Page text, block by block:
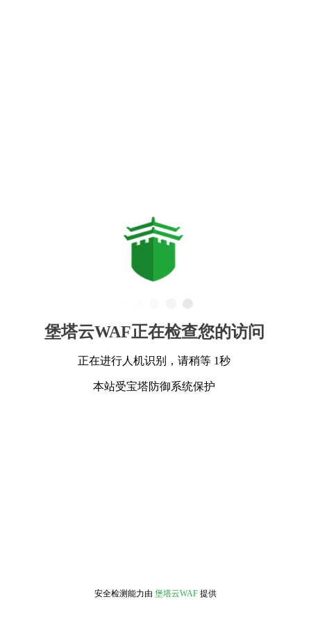
堡塔云WAF正在检查您的访问
正在进行人机识别，请稍等 1秒
本站受宝塔防御系统保护
安全检测能力由 堡塔云WAF 提供